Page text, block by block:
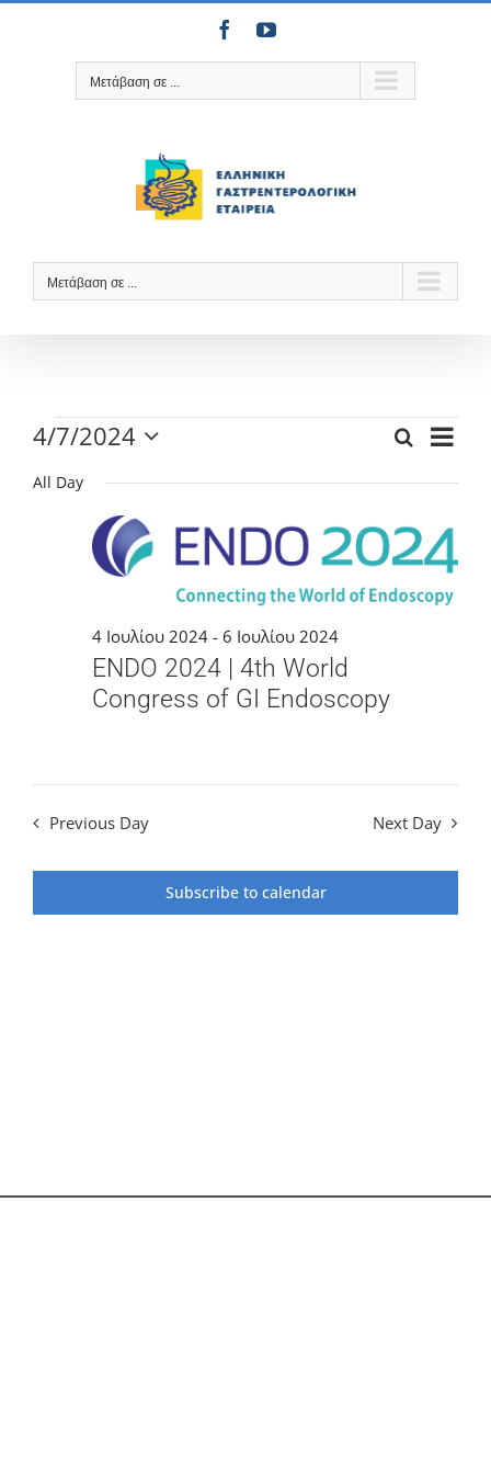
Μετάβαση
FacebookYouTube
Μετάβαση σε ...
Μετάβαση σε ...
Events
for
Ιουλίου
Events
Search
Views
Search
Day
4/7/2024
date.
All Day
ENDO 2024 | 4th World
Congress of GI Endoscopy
4 Ιουλίου 2024-6 Ιουλίου 2024
Previous Day Next Day
Subscribe to calendar